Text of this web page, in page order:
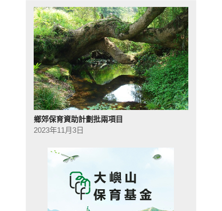
鄉郊保育資助計劃批兩項目
2023年11月3日